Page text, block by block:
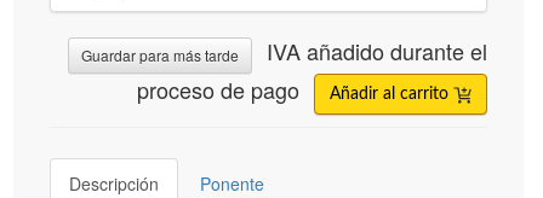
Guardar para más tarde
IVA añadido durante el
proceso de pago
Añadir al carrito
Descripción Ponente